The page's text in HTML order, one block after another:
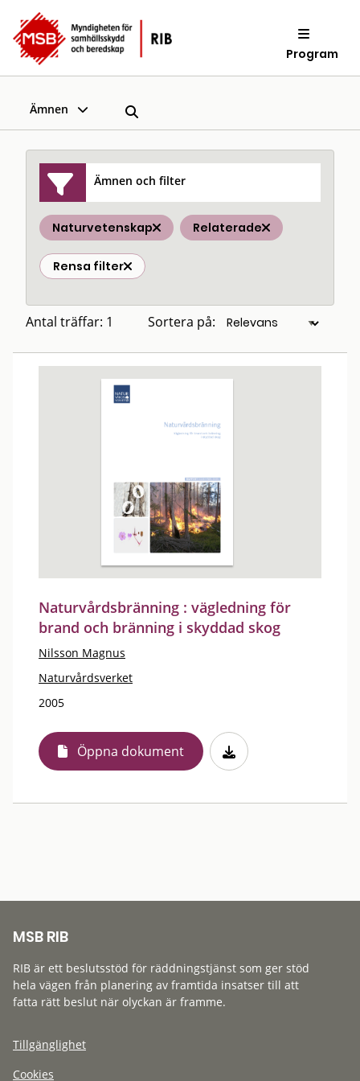
Program
Ämnen
Ämnen och filter
Naturvetenskap Relaterade
Rensa filter
Antal träffar: 1 Sortera på:
Naturvårdsbränning : vägledning för
brand och bränning i skyddad skog
Nilsson Magnus
Naturvårdsverket
2005
Öppna dokument
MSB RIB
RIB är ett beslutsstöd för räddningstjänst som ger stöd
hela vägen från planering av framtida insatser till att
fatta rätt beslut när olyckan är framme.
Tillgänglighet
Cookies